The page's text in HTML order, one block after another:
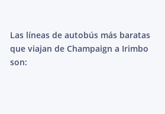
Las líneas de autobús más baratas
que viajan de Champaign a Irimbo
son: